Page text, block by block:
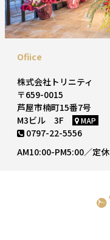
Ofiice
株式会社トリニティ
〒659-0015
芦屋市楠町15番7号
M3ビル 3F
MAP
0797-22-5556
AM10:00-PM5:00／定